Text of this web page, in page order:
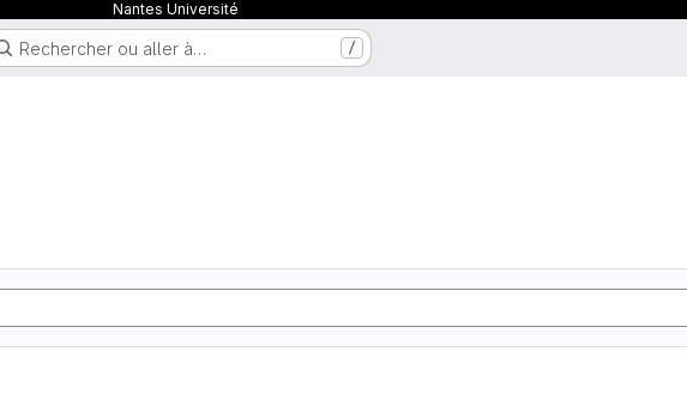
Nantes Université
Rechercher ou aller à… /